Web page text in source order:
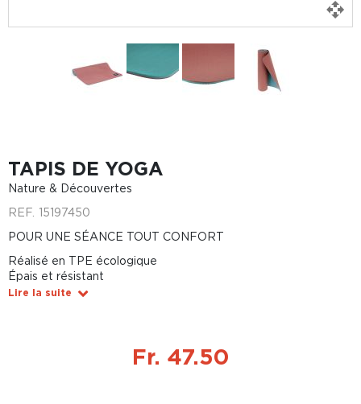
TAPIS DE YOGA
Nature & Découvertes
REF. 15197450
POUR UNE SÉANCE TOUT CONFORT
Réalisé en TPE écologique
Épais et résistant
Lire la suite
Fr. 47.50